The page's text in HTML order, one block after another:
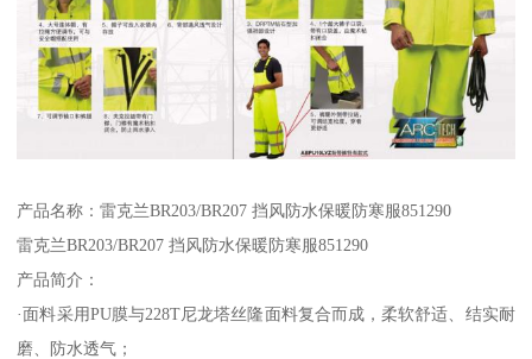
产品名称：雷克兰BR203/BR207 挡风防水保暖防寒服851290
雷克兰BR203/BR207 挡风防水保暖防寒服851290
产品简介：
·面料采用PU膜与228T尼龙塔丝隆面料复合而成，柔软舒适、结实耐
磨、防水透气；